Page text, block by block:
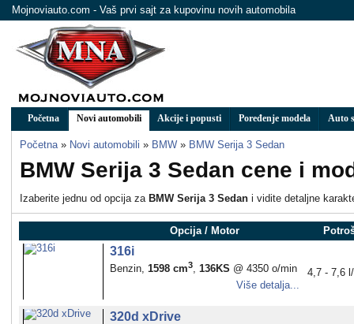
Mojnoviauto.com - Vaš prvi sajt za kupovinu novih automobila
Početna Novi automobili Akcije i popusti Poređenje modela Auto
Početna » Novi automobili » BMW » BMW Serija 3 Sedan
BMW Serija 3 Sedan cene i
Izaberite jednu od opcija za BMW Serija 3 Sedan i vidite detaljne
Opcija / Motor
316i
Benzin, 1598 cm3, 136KS @ 4350 o/min
Više detalja...
4,7 - 7,6
320d xDrive